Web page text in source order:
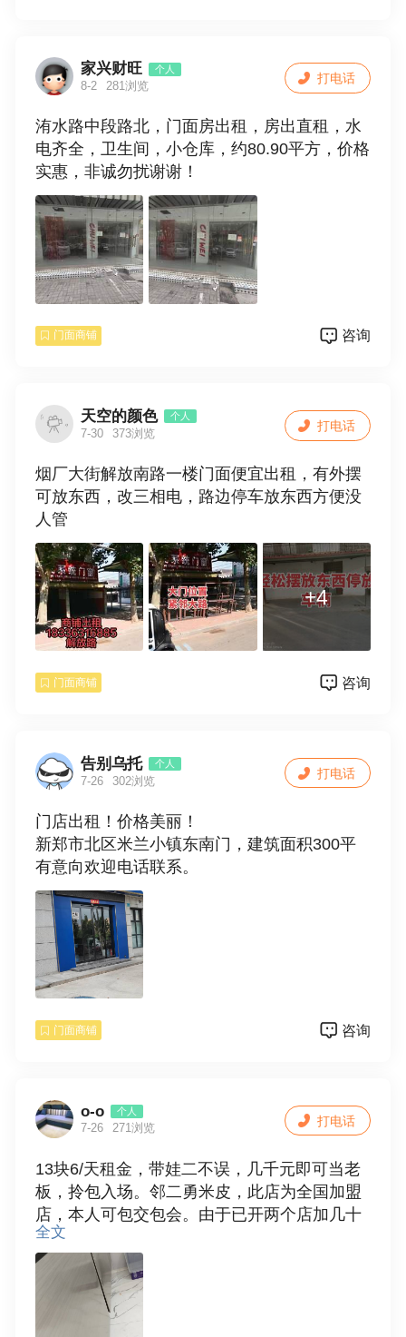
家兴财旺 个人
8-2 281浏览
洧水路中段路北，门面房出租，房出直租，水
电齐全，卫生间，小仓库，约80.90平方，价格
实惠，非诚勿扰谢谢！
打电话
门面商铺 咨询
天空的颜色 个人
7-30 373浏览
烟厂大街解放南路一楼门面便宜出租，有外摆
可放东西，改三相电，路边停车放东西方便没
人管
+4
打电话
门面商铺 咨询
告别乌托 个人
7-26 302浏览
门店出租！价格美丽！
新郑市北区米兰小镇东南门，建筑面积300平
有意向欢迎电话联系。
打电话
门面商铺 咨询
o-o 个人
7-26 271浏览
13块6/天租金，带娃二不误，几千元即可当老
板，拎包入场。邻二勇米皮，此店为全国加盟
店，本人可包交包会。由于已开两个店加几十
亩果园实在忙不过来，现诚意转让其中一个。
欢迎有意向您“来店内蹲点”查看客流、收入流
水是否真假。
全文
打电话